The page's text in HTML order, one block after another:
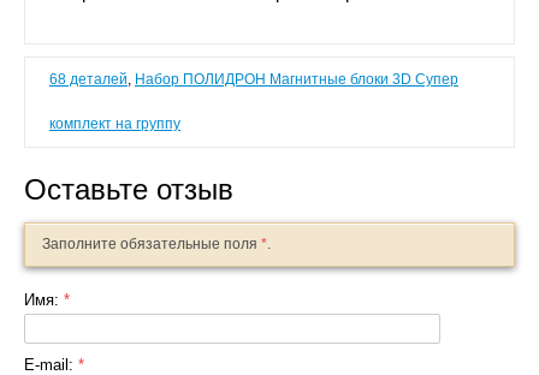
68 деталей, Набор ПОЛИДРОН Магнитные блоки 3D Супер
комплект на группу
Оставьте отзыв
Заполните обязательные поля *.
Имя: *
E-mail: *